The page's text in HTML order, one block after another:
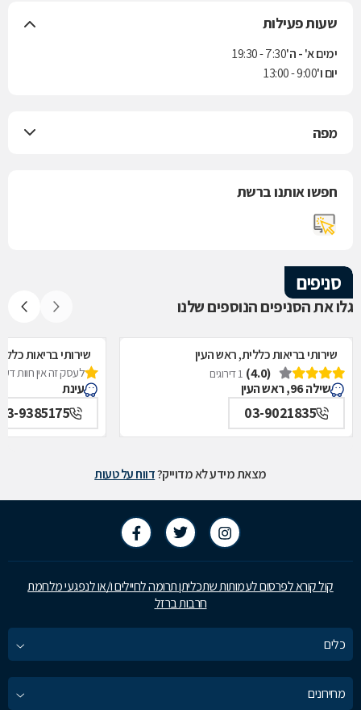
שעות פעילות
ימים א' - ה'7:30 - 19:30
יום ו'9:00 - 13:00
מפה
חפשו אותנו ברשת
סניפים
גלו את הסניפים הנוספים שלנו
שירותי בריאות כללית, ראש העין
(4.0)
1 דירוגים
שילה 96, ראש העין
03-9021835
שירותי בריאות
לעסק זה אין חוות
עינת
9385175
מצאת מידע לא מדוייק?דווח על טעות
קול קורא לפרסום לעמותות שתכליתן תרומה לחיילים ו/או לנפגעי מלחמת
חרבות ברזל
כלים
מחירונים